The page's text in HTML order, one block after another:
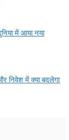
में आया नया
निवेश में क्या बदलेगा